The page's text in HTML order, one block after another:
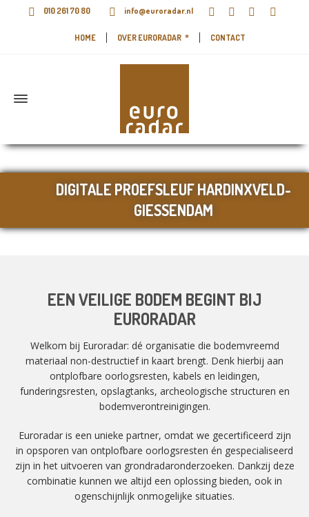
010 261 70 80 info@euroradar.nl
HOME OVER EURORADAR CONTACT
DIGITALE PROEFSLEUF HARDINXVELD-
GIESSENDAM
EEN VEILIGE BODEM BEGINT BIJ
EURORADAR
Welkom bij Euroradar: dé organisatie die bodemvreemd
materiaal non-destructief in kaart brengt. Denk hierbij aan
ontplofbare oorlogsresten, kabels en leidingen,
funderingsresten, opslagtanks, archeologische structuren en
bodemverontreinigingen.
Euroradar is een unieke partner, omdat we gecertificeerd zijn
in opsporen van ontplofbare oorlogsresten én gespecialiseerd
zijn in het uitvoeren van grondradaronderzoeken. Dankzij deze
combinatie kunnen we altijd een oplossing bieden, ook in
ogenschijnlijk onmogelijke situaties.